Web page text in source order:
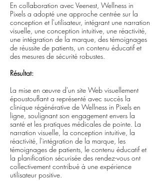
En collaboration avec Veenest, Wellness in
Pixels a adopté une approche centrée sur la
conception et l'utilisateur, intégrant une narration
visuelle, une conception intuitive, une réactivité,
une intégration de la marque, des témoignages
de réussite de patients, un contenu éducatif et
des mesures de sécurité robustes.
Résultat:
La mise en œuvre d'un site Web visuellement
époustouflant a représenté avec succès la
clinique régénérative de Wellness in Pixels en
ligne, soulignant son engagement envers la
santé et les pratiques médicales de pointe. La
narration visuelle, la conception intuitive, la
réactivité, l'intégration de la marque, les
témoignages de patients, le contenu éducatif et
la planification sécurisée des rendez-vous ont
collectivement contribué à une expérience
utilisateur positive.